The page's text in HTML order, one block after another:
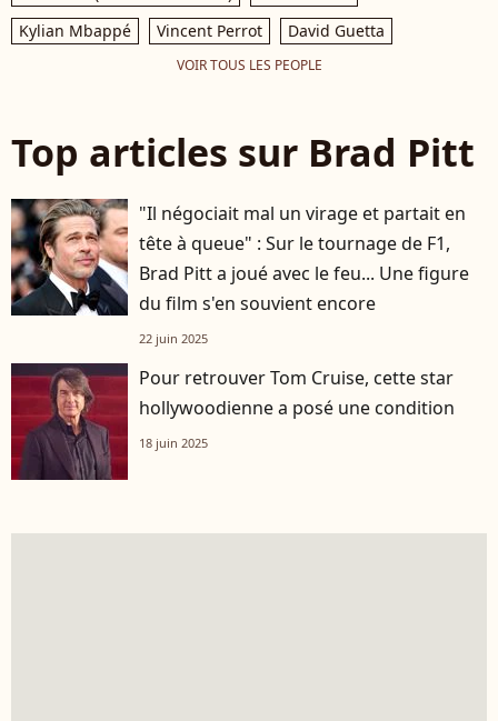
Kylian Mbappé
Vincent Perrot David Guetta
VOIR TOUS LES PEOPLE
Top articles sur Brad Pitt
"Il négociait mal un virage et partait en
tête à queue" : Sur le tournage de F1,
Brad Pitt a joué avec le feu... Une figure
du film s'en souvient encore
22 juin 2025
Pour retrouver Tom Cruise, cette star
hollywoodienne a posé une condition
18 juin 2025